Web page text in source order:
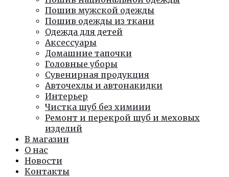
Пошив мужской одежды
Пошив одежды из ткани
Одежда для детей
Аксессуары
Домашние тапочки
Головные уборы
Сувенирная продукция
Авточехлы и автонакидки
Интерьер
Чистка шуб без химиии
Ремонт и перекрой шуб и меховых
изделий
В магазин
О нас
Новости
Контакты